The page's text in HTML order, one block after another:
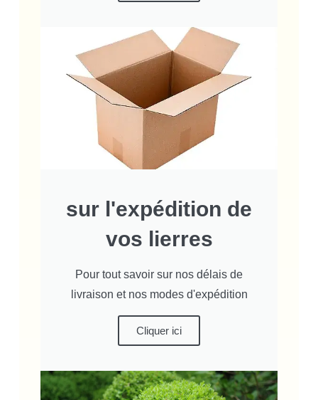
sur l'expédition de
vos lierres
Pour tout savoir sur nos délais de
livraison et nos modes d'expédition
Cliquer ici